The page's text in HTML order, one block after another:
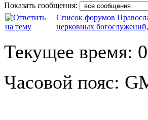
Показать сообщения:
Список форумов
церковных
Текущее время:
Часовой пояс: